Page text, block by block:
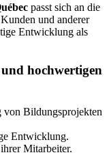
passt sich an die
und anderer
Entwicklung als
hochwertigen
von Bildungsprojekten
Entwicklung.
Mitarbeiter.